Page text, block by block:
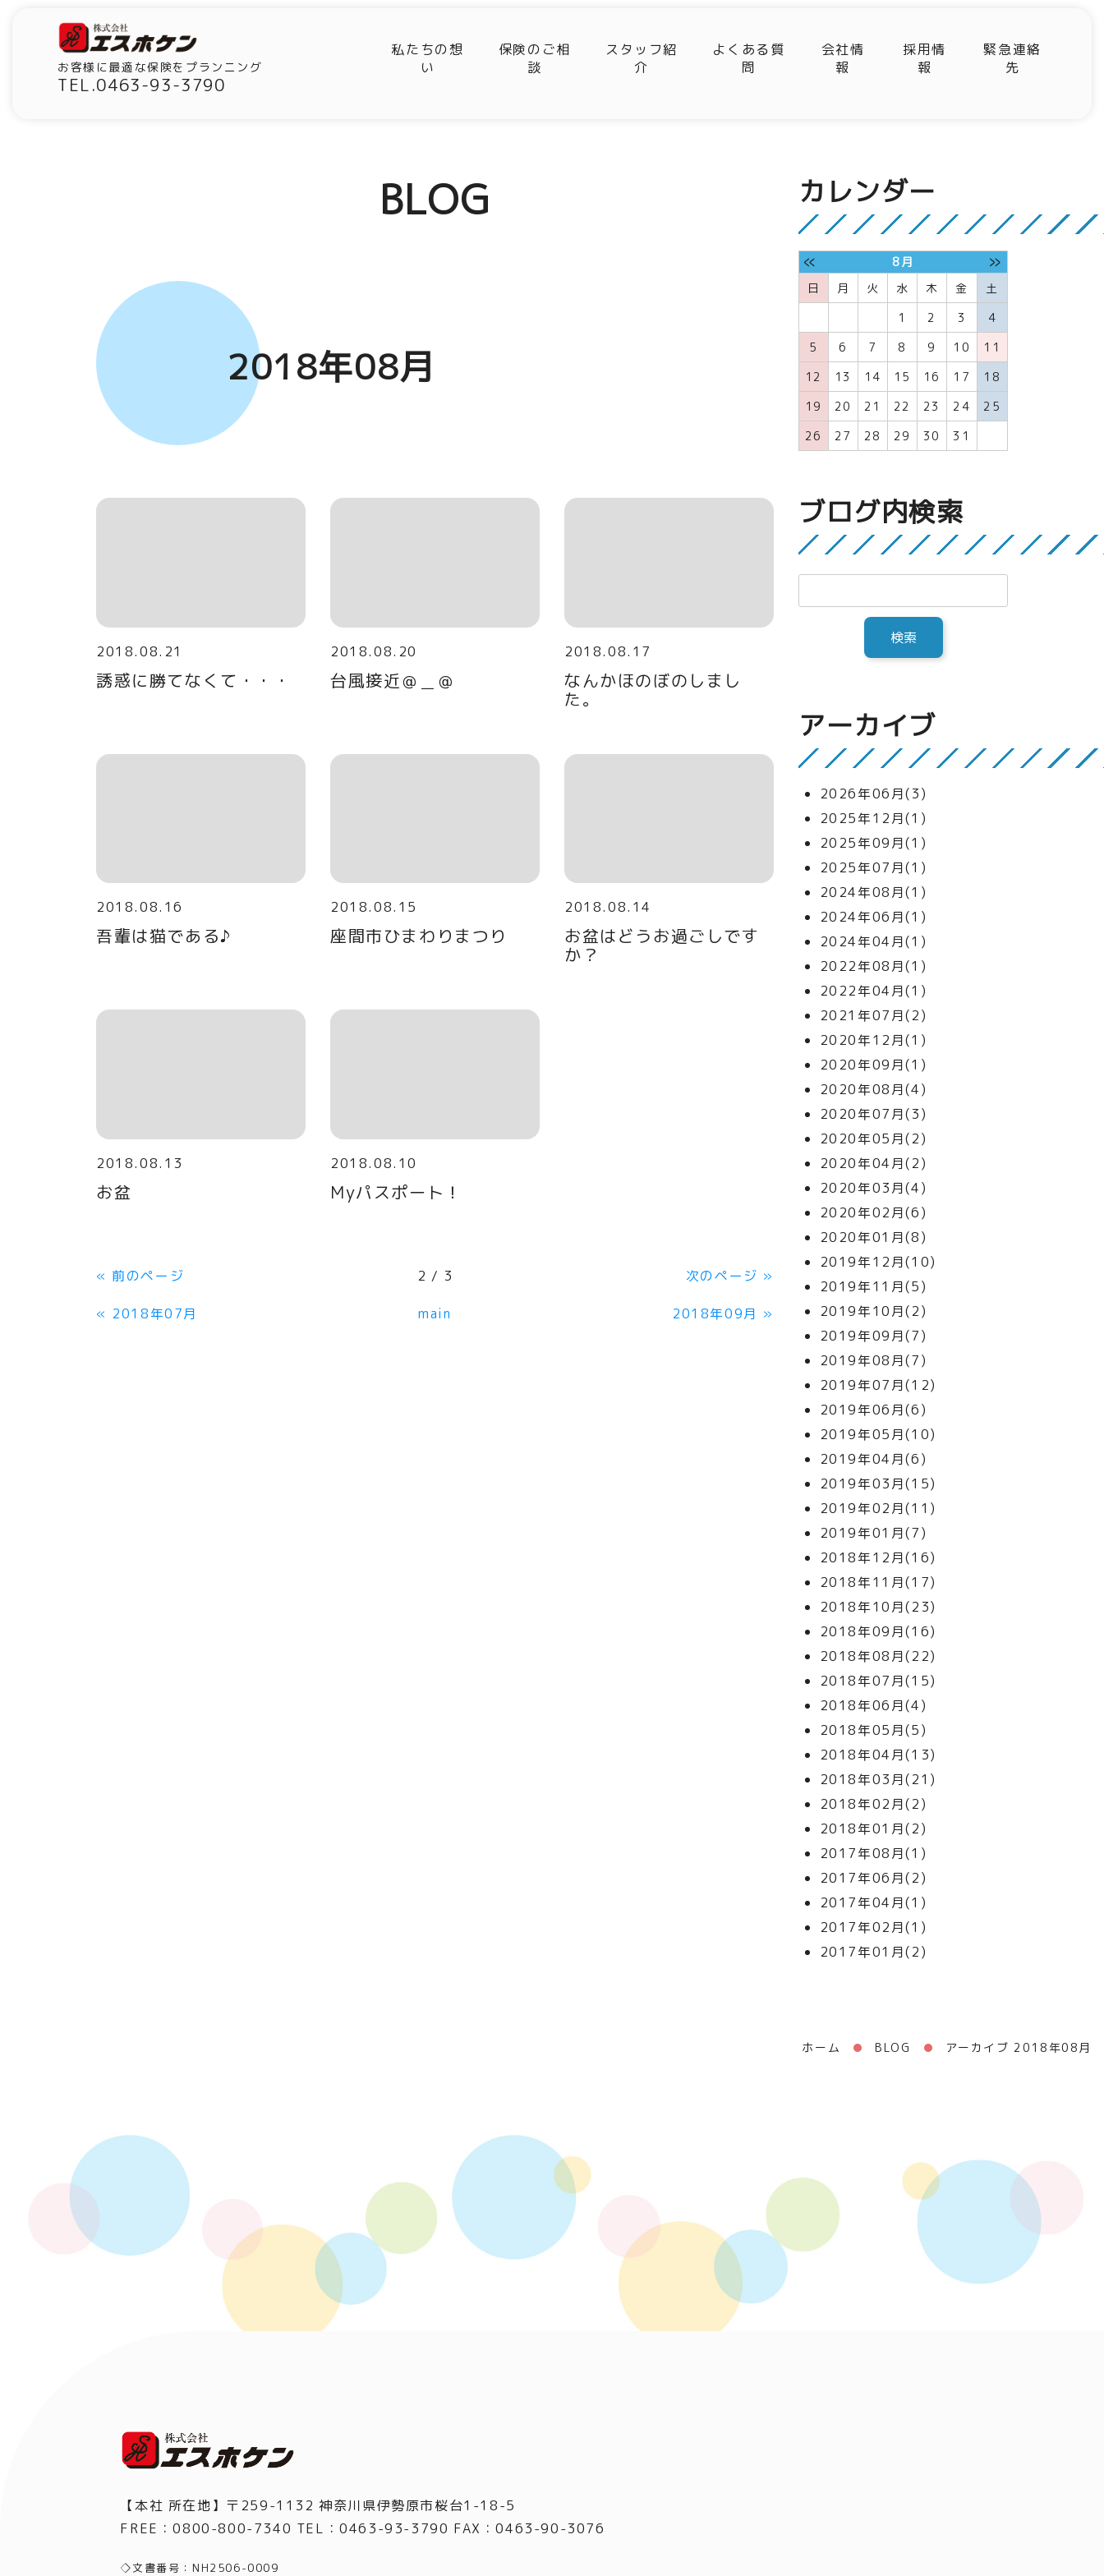
お客様に最適な保険をプランニング
TEL.0463-93-3790
私たちの想
い
保険のご相
談
スタッフ紹
介
よくある質
問
会社情
報
採用情
報
緊急連絡
先
BLOG
2018年08月
誘惑に勝てなくて・・・
2018.08.21
台風接近＠＿＠
2018.08.20
なんかほのぼのしまし
た。
2018.08.17
吾輩は猫である♪
2018.08.16
座間市ひまわりまつり
2018.08.15
お盆はどうお過ごしです
か？
2018.08.14
お盆
2018.08.13
Myパスポート！
2018.08.10
« 前のページ 2 / 3 次のページ »
« 2018年07月 main 2018年09月 »
カレンダー
« 8月 »
日 月 火 水 木 金
土
1
2 3
4
5
6 7 8 9 10
11
12
13 14 15 16 17
18
19
20 21 22 23 24
25
26
27 28 29 30 31
ブログ内検索
アーカイブ
2026年06月(3)
2025年12月(1)
2025年09月(1)
2025年07月(1)
2024年08月(1)
2024年06月(1)
2024年04月(1)
2022年08月(1)
2022年04月(1)
2021年07月(2)
2020年12月(1)
2020年09月(1)
2020年08月(4)
2020年07月(3)
2020年05月(2)
2020年04月(2)
2020年03月(4)
2020年02月(6)
2020年01月(8)
2019年12月(10)
2019年11月(5)
2019年10月(2)
2019年09月(7)
2019年08月(7)
2019年07月(12)
2019年06月(6)
2019年05月(10)
2019年04月(6)
2019年03月(15)
2019年02月(11)
2019年01月(7)
2018年12月(16)
2018年11月(17)
2018年10月(23)
2018年09月(16)
2018年08月(22)
2018年07月(15)
2018年06月(4)
2018年05月(5)
2018年04月(13)
2018年03月(21)
2018年02月(2)
2018年01月(2)
2017年08月(1)
2017年06月(2)
2017年04月(1)
2017年02月(1)
2017年01月(2)
ホーム BLOG アーカイブ 2018年08月
【本社 所在地】〒259-1132 神奈川県伊勢原市桜台1-18-5
FREE：0800-800-7340 TEL ：0463-93-3790 FAX ：0463-90-3076
◇文書番号：NH2506-0009